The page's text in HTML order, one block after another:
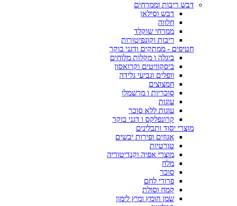
דבש ריבות וממרחים
דבש וסילאן
חלווה
ממרחי שוקלד
ריבות וקונפיטורות
חטיפים - ממתקים ודגני בוקר
ביגלה ו מקלות מלוחים
ביסקוויטים וקרואסון
וופלים וגביעי גלידה
חמצוצים
סוכריות ו מרשמלו
עוגות
עוגות ללא סוכר
קרונפלקס ו דגני בוקר
מוצרי יסוד ותבלינים
אגוזים ופירות יבשים
טורטיות
מוצרי אפיה וקנדיטוריה
מלח
סוכר
פרורי לחם
קמח וסולת
שמן חומץ ומיץ לימון